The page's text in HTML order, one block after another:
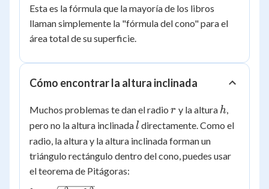
\pi r
(l +
r)
Esta es la fórmula que la mayoría de los libros
llaman simplemente la "fórmula del cono" para el
área total de su superficie.
Cómo encontrar la altura inclinada
Muchos problemas te dan el radio r
r y la altura h
h,
pero no la altura inclinadal
l directamente. Como el
radio, la altura y la altura inclinada forman un
triángulo rectángulo dentro del cono, puedes usar
el teorema de Pitágoras: